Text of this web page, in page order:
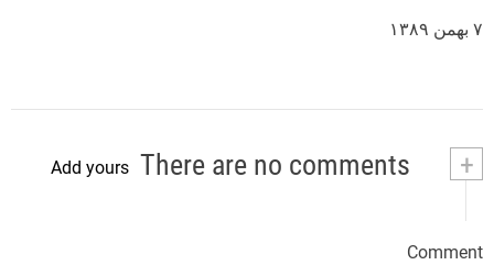
۷ بهمن ۱۳۸۹
+
Add yours
Comment